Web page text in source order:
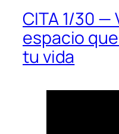
CITA 1/30 —
espacio
tu vida